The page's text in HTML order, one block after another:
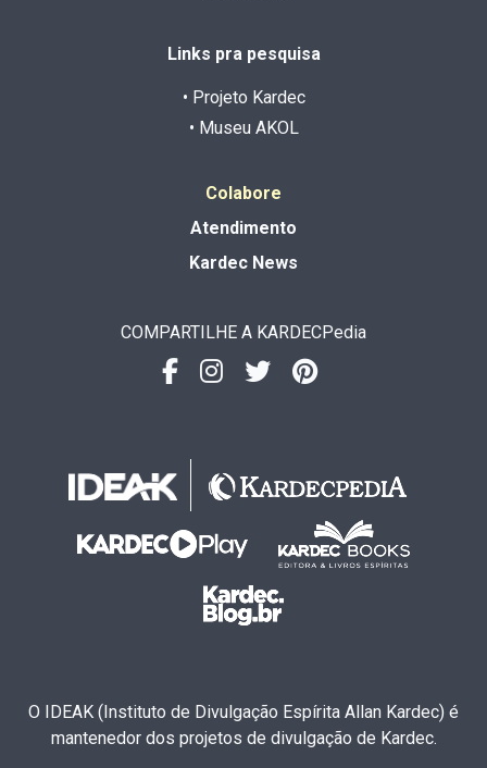
Links pra pesquisa
• Projeto Kardec
• Museu AKOL
Colabore
Atendimento
Kardec News
COMPARTILHE A KARDECPedia
O IDEAK (Instituto de Divulgação Espírita Allan Kardec) é
mantenedor dos projetos de divulgação de Kardec.